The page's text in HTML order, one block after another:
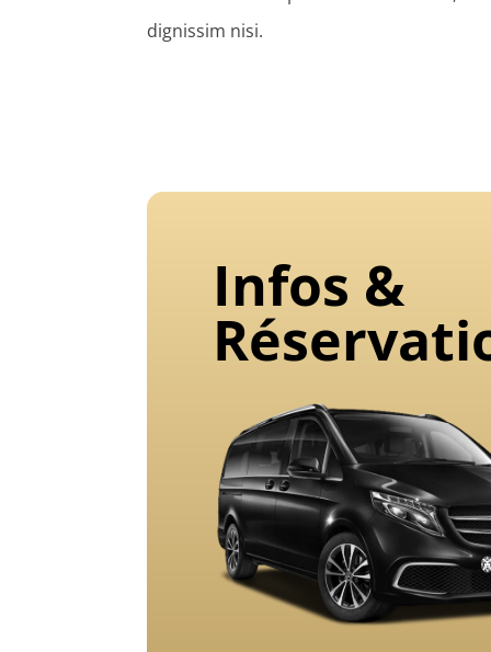
dignissim nisi.
Infos &